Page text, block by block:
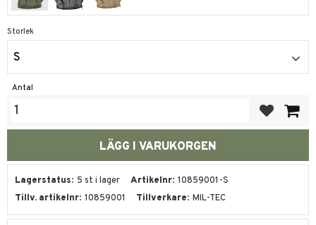
Storlek
S
Antal
Lagerstatus 5 st i lager Artikelnr 10859001-S
Tillv. artikelnr 10859001 Tillverkare MIL-TEC